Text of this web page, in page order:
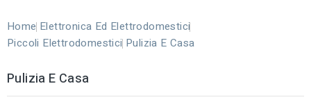
Home Elettronica Ed Elettrodomestici
Piccoli Elettrodomestici Pulizia E Casa
Pulizia E Casa